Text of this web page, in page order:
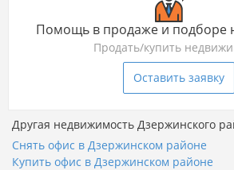
Помощь в продаже и подборе
Продать/купить
Оставить заявку
Другая недвижимость Дзержинского
Снять офис в Дзержинском районе
Купить офис в Дзержинском районе